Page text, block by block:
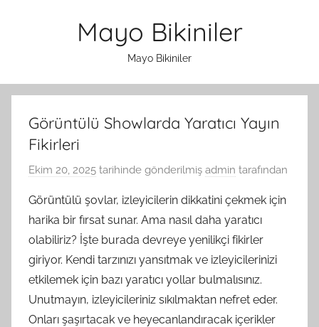
Mayo Bikiniler
Mayo Bikiniler
Görüntülü Showlarda Yaratıcı Yayın
Fikirleri
Ekim 20, 2025 tarihinde gönderilmiş admin tarafından
Görüntülü şovlar, izleyicilerin dikkatini çekmek için
harika bir fırsat sunar. Ama nasıl daha yaratıcı
olabiliriz? İşte burada devreye yenilikçi fikirler
giriyor. Kendi tarzınızı yansıtmak ve izleyicilerinizi
etkilemek için bazı yaratıcı yollar bulmalısınız.
Unutmayın, izleyicileriniz sıkılmaktan nefret eder.
Onları şaşırtacak ve heyecanlandıracak içerikler